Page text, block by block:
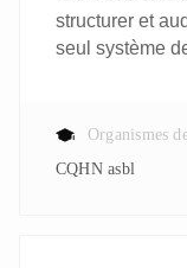
structurer et
seul système
Organismes
CQHN asbl